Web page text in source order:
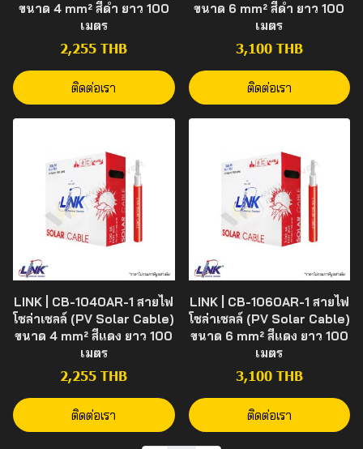
ขนาด 4 mm² สีดำ ยาว 100
เมตร
2,255 THB
ติดต่อเรา
ขนาด 6 mm² สีดำ ยาว 100
เมตร
3,100 THB
ติดต่อเรา
LINK | CB-1040AR-1 สายไฟ
โซล่าเซลล์ (PV Solar Cable)
ขนาด 4 mm² สีแดง ยาว 100
เมตร
2,255 THB
ติดต่อเรา
LINK | CB-1060AR-1 สายไฟ
โซล่าเซลล์ (PV Solar Cable)
ขนาด 6 mm² สีแดง ยาว 100
เมตร
3,100 THB
ติดต่อเรา